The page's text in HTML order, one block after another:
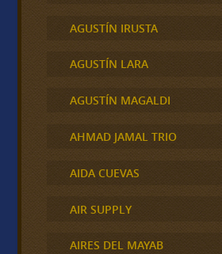
AGUSTÍN IRUSTA
AGUSTÍN LARA
AGUSTÍN MAGALDI
AHMAD JAMAL TRIO
AIDA CUEVAS
AIR SUPPLY
AIRES DEL MAYAB